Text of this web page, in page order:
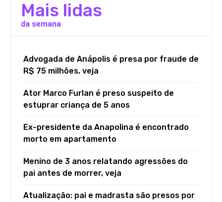
Mais lidas
da semana
Advogada de Anápolis é presa por fraude de
R$ 75 milhões, veja
Ator Marco Furlan é preso suspeito de
estuprar criança de 5 anos
Ex-presidente da Anapolina é encontrado
morto em apartamento
Menino de 3 anos relatando agressões do
pai antes de morrer, veja
Atualização: pai e madrasta são presos por